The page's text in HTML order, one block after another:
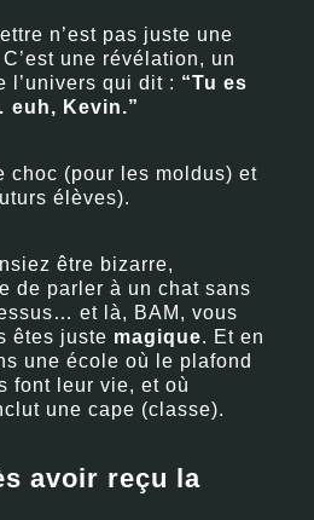
n’est pas juste une
une révélation, un
l’univers qui dit : “Tu es
euh, Kevin.”
choc (pour les moldus) et
élèves).
être bizarre,
de parler à un chat sans
et là, BAM, vous
êtes juste magique. Et en
une école où le plafond
font leur vie, et où
une cape (classe).
avoir reçu la